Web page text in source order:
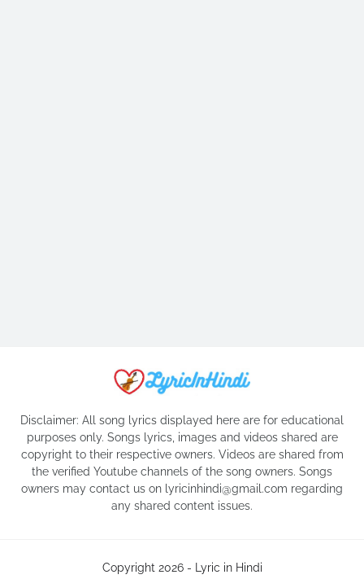
Disclaimer: All song lyrics displayed here are for educational
purposes only. Songs lyrics, images and videos shared are
copyright to their respective owners. Videos are shared from
the verified Youtube channels of the song owners. Songs
owners may contact us on lyricinhindi@gmail.com regarding
any shared content issues.
Copyright 2026 - Lyric in Hindi